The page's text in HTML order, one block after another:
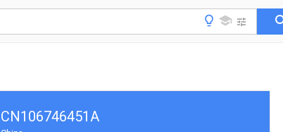
CN106746451A